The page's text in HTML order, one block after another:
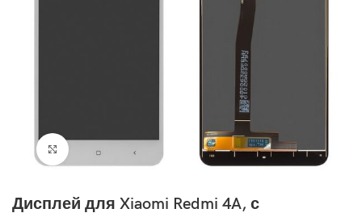
Нажмите, чтобы увеличить
Дисплей для Xiaomi Redmi 4A, с